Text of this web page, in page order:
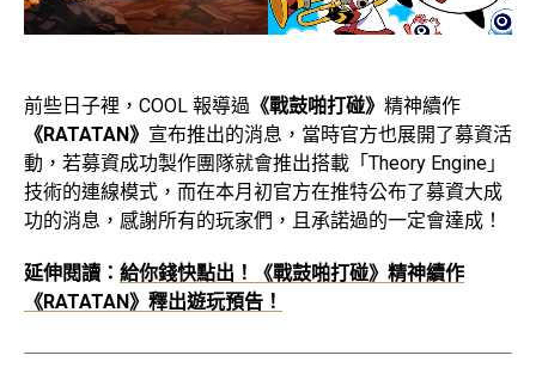
前些日子裡，COOL 報導過 《戰鼓啪打碰》 精神續作
《RATATAN》 宣布推出的消息，當時官方也展開了募資活
動，若募資成功製作團隊就會推出搭載「Theory Engine」
技術的連線模式，而在本月初官方在推特公布了募資大成
功的消息，感謝所有的玩家們，且承諾過的一定會達成！
延伸閱讀： 給你錢快點出！《戰鼓啪打碰》精神續作
《RATATAN》釋出遊玩預告！